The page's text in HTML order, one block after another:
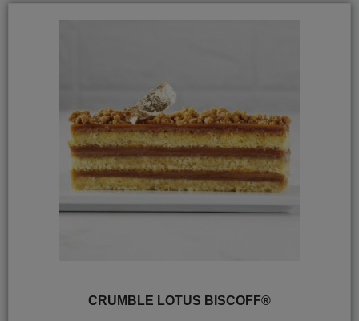
CRUMBLE LOTUS BISCOFF®